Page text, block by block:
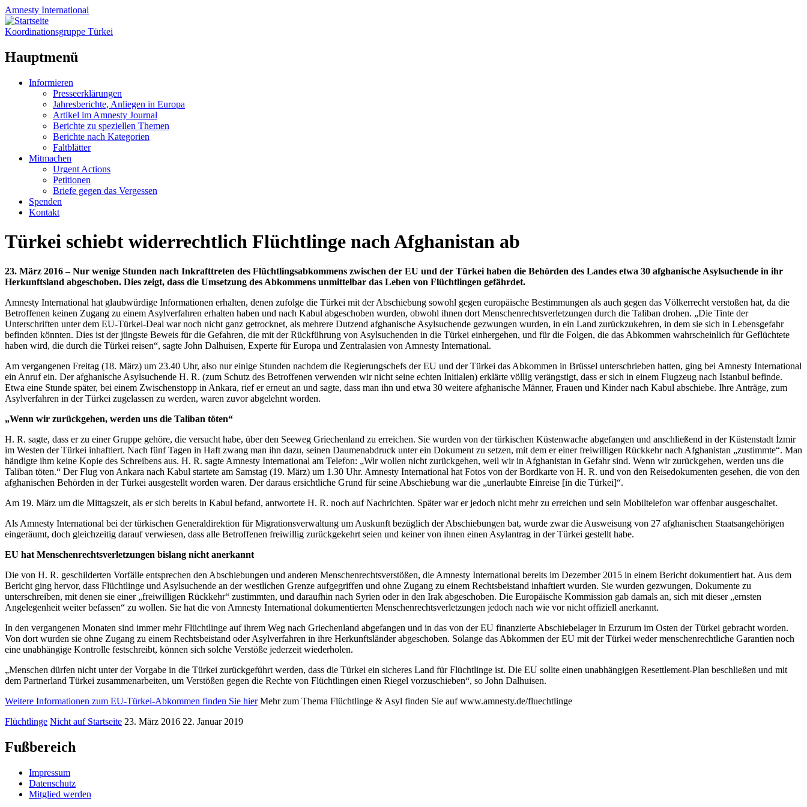
Amnesty International
Koordinationsgruppe Türkei
Hauptmenü
Zum
Informieren
Presseerklärungen
Jahresberichte, Anliegen in Europa
Artikel im Amnesty Journal
Berichte zu speziellen Themen
Berichte nach Kategorien
Faltblätter
Mitmachen
Urgent Actions
Petitionen
Briefe gegen das Vergessen
Spenden
Kontakt
Türkei schiebt widerrechtlich Flüchtlinge nach Afghanistan ab
23. März 2016 – Nur wenige Stunden nach Inkrafttreten des Flüchtlingsabkommens zwischen der EU und der Türkei haben die Behörden des Landes etwa 30 afghanische Asylsuchende in ihr
Herkunftsland abgeschoben. Dies zeigt, dass die Umsetzung des Abkommens unmittelbar das Leben von Flüchtlingen gefährdet.
Amnesty International hat glaubwürdige Informationen erhalten, denen zufolge die Türkei mit der Abschiebung sowohl gegen europäische Bestimmungen als auch gegen das Völkerrecht verstoßen hat, da die
Betroffenen keinen Zugang zu einem Asylverfahren erhalten haben und nach Kabul abgeschoben wurden, obwohl ihnen dort Menschenrechtsverletzungen durch die Taliban drohen. „Die Tinte der
Unterschriften unter dem EU-Türkei-Deal war noch nicht ganz getrocknet, als mehrere Dutzend afghanische Asylsuchende gezwungen wurden, in ein Land zurückzukehren, in dem sie sich in Lebensgefahr
befinden könnten. Dies ist der jüngste Beweis für die Gefahren, die mit der Rückführung von Asylsuchenden in die Türkei einhergehen, und für die Folgen, die das Abkommen wahrscheinlich für Geflüchtete
haben wird, die durch die Türkei reisen“, sagte John Dalhuisen, Experte für Europa und Zentralasien von Amnesty International.
Am vergangenen Freitag (18. März) um 23.40 Uhr, also nur einige Stunden nachdem die Regierungschefs der EU und der Türkei das Abkommen in Brüssel unterschrieben hatten, ging bei Amnesty International
ein Anruf ein. Der afghanische Asylsuchende H. R. (zum Schutz des Betroffenen verwenden wir nicht seine echten Initialen) erklärte völlig verängstigt, dass er sich in einem Flugzeug nach Istanbul befinde.
Etwa eine Stunde später, bei einem Zwischenstopp in Ankara, rief er erneut an und sagte, dass man ihn und etwa 30 weitere afghanische Männer, Frauen und Kinder nach Kabul abschiebe. Ihre Anträge, zum
Asylverfahren in der Türkei zugelassen zu werden, waren zuvor abgelehnt worden.
„Wenn wir zurückgehen, werden uns die Taliban töten“
H. R. sagte, dass er zu einer Gruppe gehöre, die versucht habe, über den Seeweg Griechenland zu erreichen. Sie wurden von der türkischen Küstenwache abgefangen und anschließend in der Küstenstadt İzmir
im Westen der Türkei inhaftiert. Nach fünf Tagen in Haft zwang man ihn dazu, seinen Daumenabdruck unter ein Dokument zu setzen, mit dem er einer freiwilligen Rückkehr nach Afghanistan „zustimmte“. Man
händigte ihm keine Kopie des Schreibens aus. H. R. sagte Amnesty International am Telefon: „Wir wollen nicht zurückgehen, weil wir in Afghanistan in Gefahr sind. Wenn wir zurückgehen, werden uns die
Taliban töten.“ Der Flug von Ankara nach Kabul startete am Samstag (19. März) um 1.30 Uhr. Amnesty International hat Fotos von der Bordkarte von H. R. und von den Reisedokumenten gesehen, die von den
afghanischen Behörden in der Türkei ausgestellt worden waren. Der daraus ersichtliche Grund für seine Abschiebung war die „unerlaubte Einreise [in die Türkei]“.
Am 19. März um die Mittagszeit, als er sich bereits in Kabul befand, antwortete H. R. noch auf Nachrichten. Später war er jedoch nicht mehr zu erreichen und sein Mobiltelefon war offenbar ausgeschaltet.
Als Amnesty International bei der türkischen Generaldirektion für Migrationsverwaltung um Auskunft bezüglich der Abschiebungen bat, wurde zwar die Ausweisung von 27 afghanischen Staatsangehörigen
eingeräumt, doch gleichzeitig darauf verwiesen, dass alle Betroffenen freiwillig zurückgekehrt seien und keiner von ihnen einen Asylantrag in der Türkei gestellt habe.
EU hat Menschenrechtsverletzungen bislang nicht anerkannt
Die von H. R. geschilderten Vorfälle entsprechen den Abschiebungen und anderen Menschenrechtsverstößen, die Amnesty International bereits im Dezember 2015 in einem Bericht dokumentiert hat. Aus dem
Bericht ging hervor, dass Flüchtlinge und Asylsuchende an der westlichen Grenze aufgegriffen und ohne Zugang zu einem Rechtsbeistand inhaftiert wurden. Sie wurden gezwungen, Dokumente zu
unterschreiben, mit denen sie einer „freiwilligen Rückkehr“ zustimmten, und daraufhin nach Syrien oder in den Irak abgeschoben. Die Europäische Kommission gab damals an, sich mit dieser „ernsten
Angelegenheit weiter befassen“ zu wollen. Sie hat die von Amnesty International dokumentierten Menschenrechtsverletzungen jedoch nach wie vor nicht offiziell anerkannt.
In den vergangenen Monaten sind immer mehr Flüchtlinge auf ihrem Weg nach Griechenland abgefangen und in das von der EU finanzierte Abschiebelager in Erzurum im Osten der Türkei gebracht worden.
Von dort wurden sie ohne Zugang zu einem Rechtsbeistand oder Asylverfahren in ihre Herkunftsländer abgeschoben. Solange das Abkommen der EU mit der Türkei weder menschenrechtliche Garantien noch
eine unabhängige Kontrolle festschreibt, können sich solche Verstöße jederzeit wiederholen.
„Menschen dürfen nicht unter der Vorgabe in die Türkei zurückgeführt werden, dass die Türkei ein sicheres Land für Flüchtlinge ist. Die EU sollte einen unabhängigen Resettlement-Plan beschließen und mit
dem Partnerland Türkei zusammenarbeiten, um Verstößen gegen die Rechte von Flüchtlingen einen Riegel vorzuschieben“, so John Dalhuisen.
Weitere Informationen zum EU-Türkei-Abkommen finden Sie hierMehr zum Thema Flüchtlinge & Asyl finden Sie auf www.amnesty.de/fluechtlinge
Flüchtlinge Nicht auf Startseite 23. März 2016 22. Januar 2019
Fußbereich
Impressum
Datenschutz
Mitglied werden